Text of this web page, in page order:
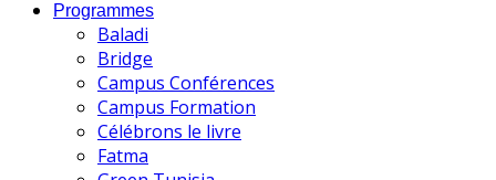
Programmes
Baladi
Bridge
Campus Conférences
Campus Formation
Célébrons le livre
Fatma